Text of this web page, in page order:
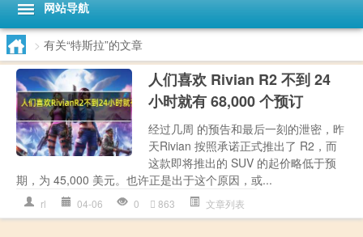
网站导航
> 有关“特斯拉”的文章
人们喜欢 Rivian R2 不到 24
小时就有 68,000 个预订
经过几周 的预告和最后一刻的泄密，昨
天Rivian 按照承诺正式推出了 R2，而
这款即将推出的 SUV 的起价略低于预
期，为 45,000 美元。也许正是出于这个原因，或...
rl 04-06 0 863 文章列表